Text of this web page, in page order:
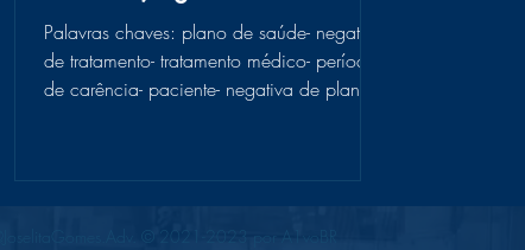
Palavras chaves: plano de saúde- negativa
de tratamento- tratamento médico- período
de carência- paciente- negativa de plano
@JoselitaGomes.Adv. © 2021-2023 por A1voBR